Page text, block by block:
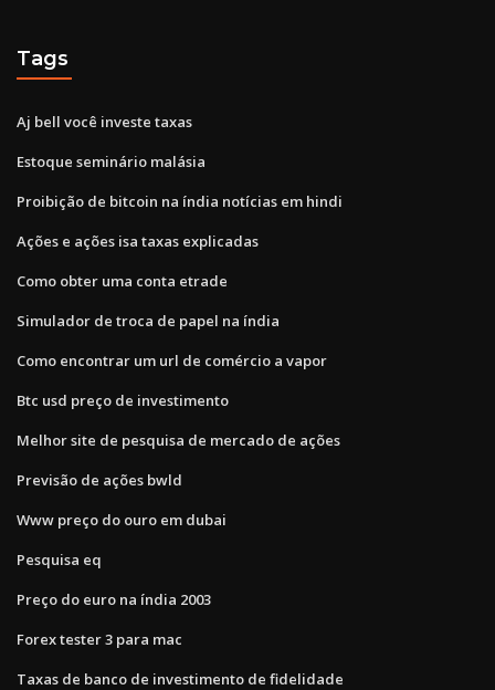
Tags
Aj bell você investe taxas
Estoque seminário malásia
Proibição de bitcoin na índia notícias em hindi
Ações e ações isa taxas explicadas
Como obter uma conta etrade
Simulador de troca de papel na índia
Como encontrar um url de comércio a vapor
Btc usd preço de investimento
Melhor site de pesquisa de mercado de ações
Previsão de ações bwld
Www preço do ouro em dubai
Pesquisa eq
Preço do euro na índia 2003
Forex tester 3 para mac
Taxas de banco de investimento de fidelidade